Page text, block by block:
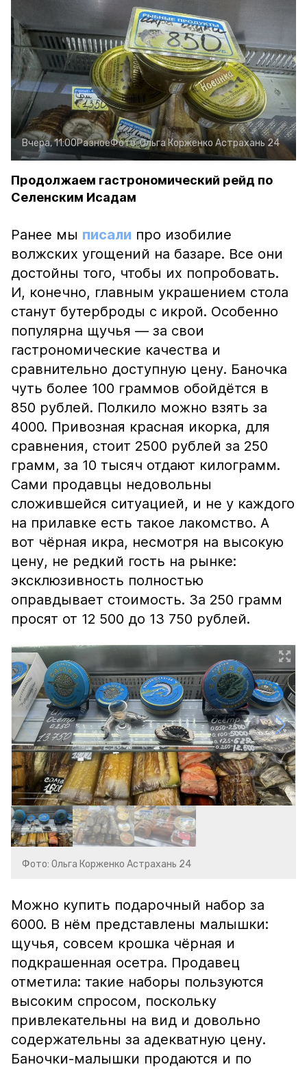
Вчера, 11:00РазноеФото:Ольга Корженко Астрахань 24
Продолжаем гастрономический рейд по
Селенским Исадам
Ранее мы писали про изобилие
волжских угощений на базаре. Все они
достойны того, чтобы их попробовать.
И, конечно, главным украшением стола
станут бутерброды с икрой. Особенно
популярна щучья — за свои
гастрономические качества и
сравнительно доступную цену. Баночка
чуть более 100 граммов обойдётся в
850 рублей. Полкило можно взять за
4000. Привозная красная икорка, для
сравнения, стоит 2500 рублей за 250
грамм, за 10 тысяч отдают килограмм.
Сами продавцы недовольны
сложившейся ситуацией, и не у каждого
на прилавке есть такое лакомство. А
вот чёрная икра, несмотря на высокую
цену, не редкий гость на рынке:
эксклюзивность полностью
оправдывает стоимость. За 250 грамм
просят от 12 500 до 13 750 рублей.
Фото: Ольга Корженко Астрахань 24
Можно купить подарочный набор за
6000. В нём представлены малышки:
щучья, совсем крошка чёрная и
подкрашенная осетра. Продавец
отметила: такие наборы пользуются
высоким спросом, поскольку
привлекательны на вид и довольно
содержательны за адекватную цену.
Баночки-малышки продаются и по